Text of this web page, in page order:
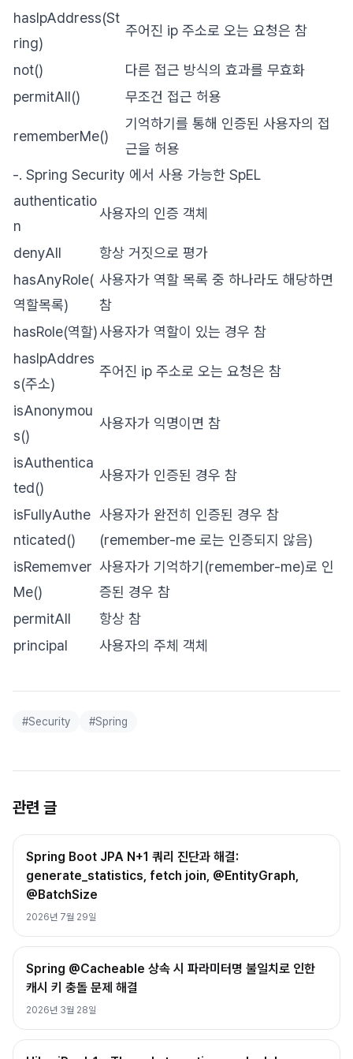
hasIpAddress(St
ring)
주어진 ip 주소로 오는 요청은 참
not()
다른 접근 방식의 효과를 무효화
permitAll()
무조건 접근 허용
rememberMe()
기억하기를 통해 인증된 사용자의 접
근을 허용
-. Spring Security 에서 사용 가능한 SpEL
authenticatio
n
사용자의 인증 객체
denyAll
항상 거짓으로 평가
hasAnyRole(
역할목록)
사용자가 역할 목록 중 하나라도 해당하면
참
hasRole(역할)사용자가 역할이 있는 경우 참
hasIpAddres
s(주소)
주어진 ip 주소로 오는 요청은 참
isAnonymou
s()
사용자가 익명이면 참
isAuthentica
ted()
사용자가 인증된 경우 참
isFullyAuthe
nticated()
사용자가 완전히 인증된 경우 참
(remember-me 로는 인증되지 않음)
isRememver
Me()
사용자가 기억하기(remember-me)로 인
증된 경우 참
permitAll
항상 참
principal
사용자의 주체 객체
#Security #Spring
관련 글
Spring Boot JPA N+1 쿼리 진단과 해결:
generate_statistics, fetch join, @EntityGraph,
@BatchSize
2026년 7월 29일
Spring @Cacheable 상속 시 파라미터명 불일치로 인한
캐시 키 충돌 문제 해결
2026년 3월 28일